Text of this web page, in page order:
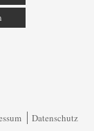
Datenschutz